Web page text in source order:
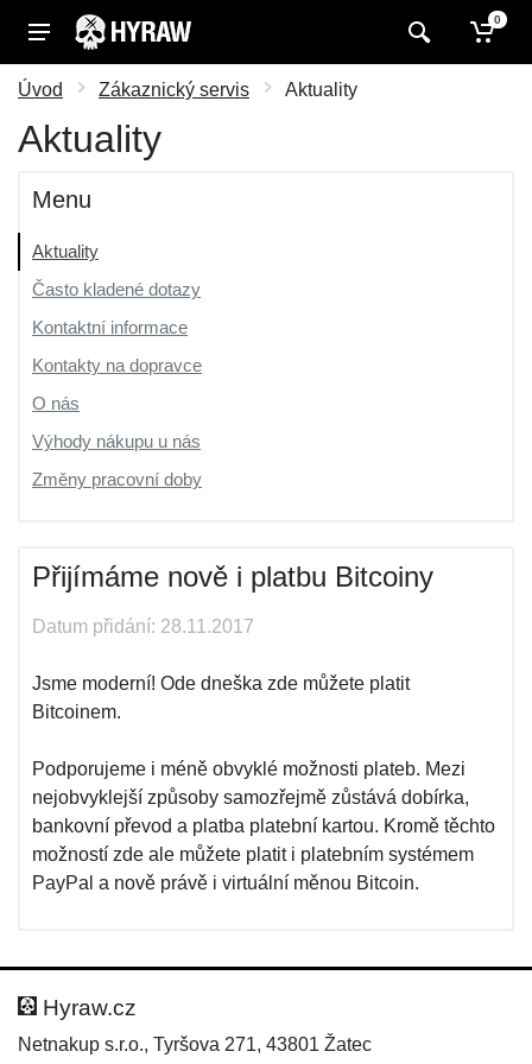
0
Úvod Zákaznický servis Aktuality
Aktuality
Menu
Aktuality
Často kladené dotazy
Kontaktní informace
Kontakty na dopravce
O nás
Výhody nákupu u nás
Změny pracovní doby
Přijímáme nově i platbu Bitcoiny
Datum přidání: 28.11.2017
Jsme moderní! Ode dneška zde můžete platit
Bitcoinem.
Podporujeme i méně obvyklé možnosti plateb. Mezi
nejobvyklejší způsoby samozřejmě zůstává dobírka,
bankovní převod a platba platební kartou. Kromě těchto
možností zde ale můžete platit i platebním systémem
PayPal a nově právě i virtuální měnou Bitcoin.
Hyraw.cz
Netnakup s.r.o., Tyršova 271, 43801 Žatec